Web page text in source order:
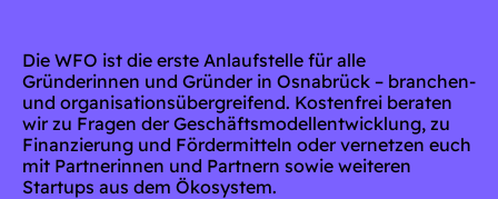
Die WFO ist die erste Anlaufstelle für alle
Gründerinnen und Gründer in Osnabrück – branchen-
und organisationsübergreifend. Kostenfrei beraten
wir zu Fragen der Geschäftsmodellentwicklung, zu
Finanzierung und Fördermitteln oder vernetzen euch
mit Partnerinnen und Partnern sowie weiteren
Startups aus dem Ökosystem.